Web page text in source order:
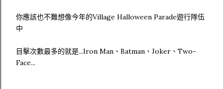
你應該也不難想像今年的Village Halloween Parade遊行隊伍
中
目擊次數最多的就是...Iron Man、Batman、Joker、Two-
Face...